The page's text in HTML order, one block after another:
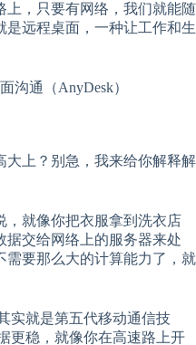
上，只要有网络，我们就能随
是远程桌面，一种让工作和生
大上？别急，我来给你解释解
，就像你把衣服拿到洗衣店
据交给网络上的服务器来处
需要那么大的计算能力了，就
实就是第五代移动通信技
更稳，就像你在高速路上开